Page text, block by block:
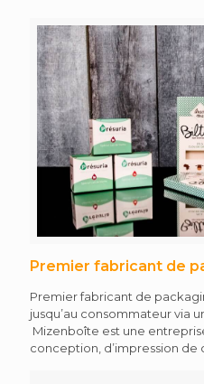
Premier fabricant de
Premier fabricant de
jusqu’au consommateur via
Mizenboîte est une
conception, d’impression de